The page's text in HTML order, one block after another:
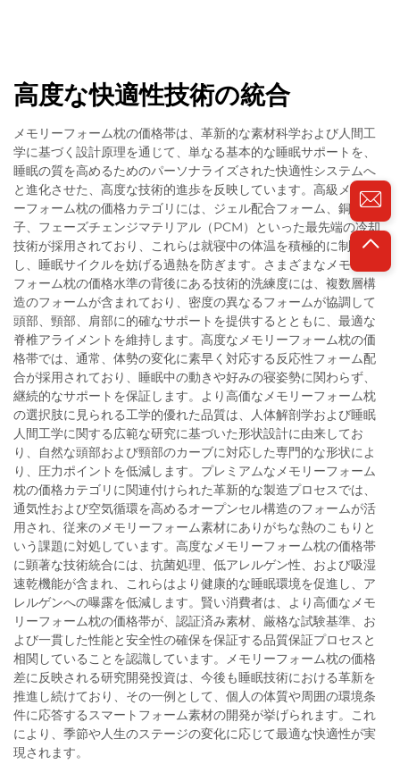
高度な快適性技術の統合
メモリーフォーム枕の価格帯は、革新的な素材科学および人間工
学に基づく設計原理を通じて、単なる基本的な睡眠サポートを、
睡眠の質を高めるためのパーソナライズされた快適性システムへ
と進化させた、高度な技術的進歩を反映しています。高級メモリ
ーフォーム枕の価格カテゴリには、ジェル配合フォーム、銅粒
子、フェーズチェンジマテリアル（PCM）といった最先端の冷却
技術が採用されており、これらは就寝中の体温を積極的に制御
し、睡眠サイクルを妨げる過熱を防ぎます。さまざまなメモリー
フォーム枕の価格水準の背後にある技術的洗練度には、複数層構
造のフォームが含まれており、密度の異なるフォームが協調して
頭部、頸部、肩部に的確なサポートを提供するとともに、最適な
脊椎アライメントを維持します。高度なメモリーフォーム枕の価
格帯では、通常、体勢の変化に素早く対応する反応性フォーム配
合が採用されており、睡眠中の動きや好みの寝姿勢に関わらず、
継続的なサポートを保証します。より高価なメモリーフォーム枕
の選択肢に見られる工学的優れた品質は、人体解剖学および睡眠
人間工学に関する広範な研究に基づいた形状設計に由来してお
り、自然な頭部および頸部のカーブに対応した専門的な形状によ
り、圧力ポイントを低減します。プレミアムなメモリーフォーム
枕の価格カテゴリに関連付けられた革新的な製造プロセスでは、
通気性および空気循環を高めるオープンセル構造のフォームが活
用され、従来のメモリーフォーム素材にありがちな熱のこもりと
いう課題に対処しています。高度なメモリーフォーム枕の価格帯
に顕著な技術統合には、抗菌処理、低アレルゲン性、および吸湿
速乾機能が含まれ、これらはより健康的な睡眠環境を促進し、ア
レルゲンへの曝露を低減します。賢い消費者は、より高価なメモ
リーフォーム枕の価格帯が、認証済み素材、厳格な試験基準、お
よび一貫した性能と安全性の確保を保証する品質保証プロセスと
相関していることを認識しています。メモリーフォーム枕の価格
差に反映される研究開発投資は、今後も睡眠技術における革新を
推進し続けており、その一例として、個人の体質や周囲の環境条
件に応答するスマートフォーム素材の開発が挙げられます。これ
により、季節や人生のステージの変化に応じて最適な快適性が実
現されます。